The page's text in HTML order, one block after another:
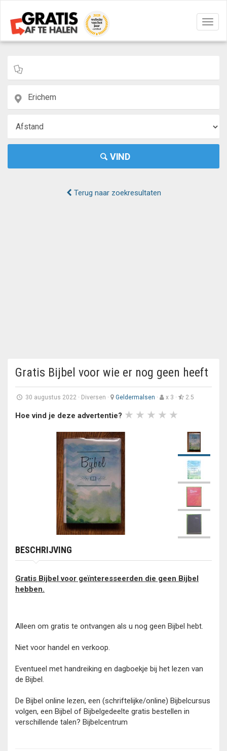
aan/
VIND
Terug naar zoekresultaten
Gratis Bijbel voor wie er nog geen heeft
30 augustus 2022· Diversen · Geldermalsen · x 3 · 2.5
Hoe vind je deze advertentie?
BESCHRIJVING
Gratis Bijbel voor geïnteresseerden die geen Bijbel
hebben.
Alleen om gratis te ontvangen als u nog geen Bijbel hebt.
Niet voor handel en verkoop.
Eventueel met handreiking en dagboekje bij het lezen van
de Bijbel.
De Bijbel online lezen, een (schriftelijke/online) Bijbelcursus
volgen, een Bijbel of Bijbelgedeelte gratis bestellen in
verschillende talen? Bijbelcentrum